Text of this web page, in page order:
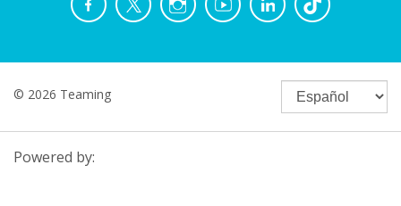
© 2026 Teaming
Powered by: